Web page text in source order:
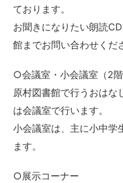
ております。
お聞きになりたい朗読
館までお問い合わせくだ
○会議室・小会議室（2階
原村図書館で行うおはな
は会議室で行います。
小会議室は、主に小中学
ます。
○展示コーナー